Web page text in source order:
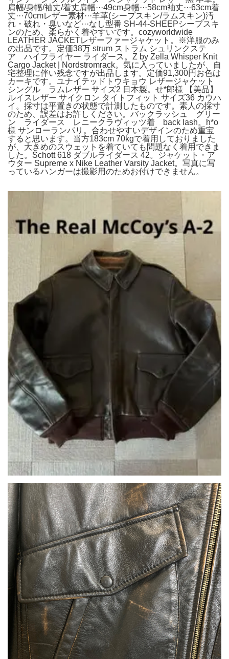
肩幅/身幅/袖丈/着丈肩幅···49cm身幅···58cm袖丈···63cm着
丈···70cmレザー素材···羊革(シープスキン/ラムスキン)汚
れ・破れ・臭いなど···なし型番 SH-44-SHEEPシープスキ
ンのため、柔らかく着やすいです。cozyworldwide
LEATHER JACKETレザーファージャケット。※洋服のみ
の出品です。定価38万 strum ストラム シュリンクステ
ア ハイフライヤー ライダース。Z by Zella Whisper Knit
Cargo Jacket | Nordstromrack。気に入っていましたが、自
宅整理に伴い残念ですが出品します。定価91,300円お色は
カーキです。ユナイテッドトウキョウ レザージャケット
シングル ラムレザー サイズ2 日本製。せ*郎様 【美品】
ルイスレザー サイクロン タイトフィット サイズ36 カウハ
イ。採寸は平置きの状態で計測したものです。素人の採寸
のため、誤差はお許しください。バックラッシュ グリー
ン ライダース レニークラヴィッツ着 back lash。h*o
様 サンローランパリ。合わせやすいデザインのため重宝
すると思います。当方183cm 70kgで着用しておりました
が、大きめのスウェットを着ていても問題なく着用できま
した。Schott 618 ダブルライダース 42。ジャケット・ア
ウター Supreme x Nike Leather Varsity Jacket。写真に写
っているハンガーは撮影用のためお付けできません。